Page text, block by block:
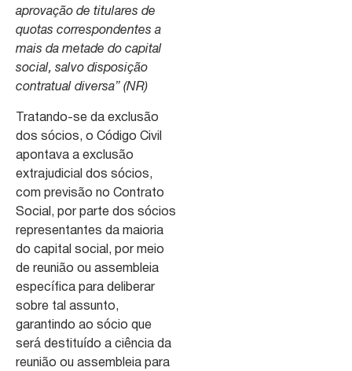
aprovação de titulares de
quotas correspondentes a
mais da metade do capital
social, salvo disposição
contratual diversa” (NR)
Tratando-se da exclusão
dos sócios, o Código Civil
apontava a exclusão
extrajudicial dos sócios,
com previsão no Contrato
Social, por parte dos sócios
representantes da maioria
do capital social, por meio
de reunião ou assembleia
específica para deliberar
sobre tal assunto,
garantindo ao sócio que
será destituído a ciência da
reunião ou assembleia para